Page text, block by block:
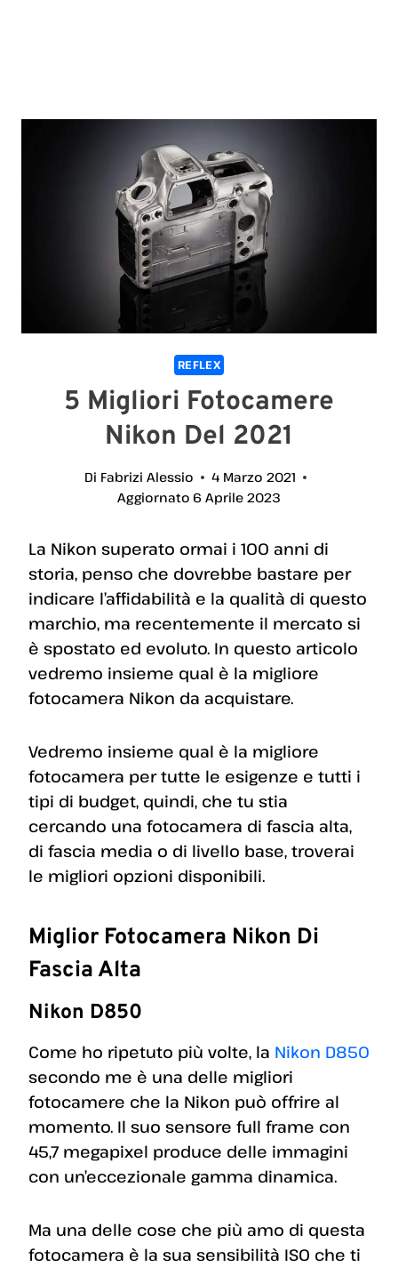
REFLEX
5 Migliori Fotocamere
Nikon Del 2021
Di Fabrizi Alessio
4 Marzo 2021
Aggiornato 6 Aprile 2023
La Nikon superato ormai i 100 anni di
storia, penso che dovrebbe bastare per
indicare l’affidabilità e la qualità di questo
marchio, ma recentemente il mercato si
è spostato ed evoluto. In questo articolo
vedremo insieme qual è la migliore
fotocamera Nikon da acquistare.
Vedremo insieme qual è la migliore
fotocamera per tutte le esigenze e tutti i
tipi di budget, quindi, che tu stia
cercando una fotocamera di fascia alta,
di fascia media o di livello base, troverai
le migliori opzioni disponibili.
Miglior Fotocamera Nikon Di
Fascia Alta
Nikon D850
Come ho ripetuto più volte, la Nikon D850
secondo me è una delle migliori
fotocamere che la Nikon può offrire al
momento. Il suo sensore full frame con
45,7 megapixel produce delle immagini
con un’eccezionale gamma dinamica.
Ma una delle cose che più amo di questa
fotocamera è la sua sensibilità ISO che ti